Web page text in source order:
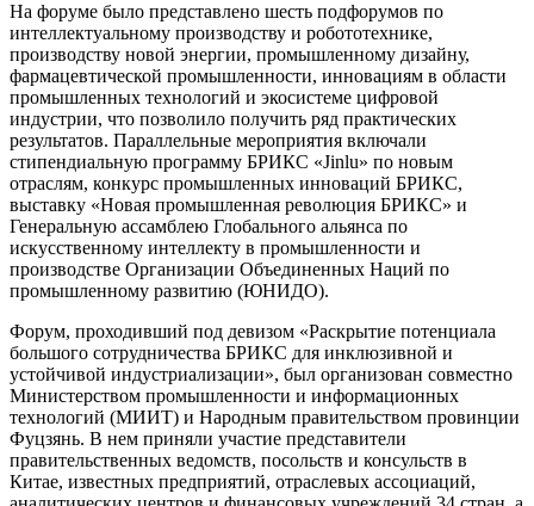
На форуме было представлено шесть подфорумов по
интеллектуальному производству и робототехнике,
производству новой энергии, промышленному дизайну,
фармацевтической промышленности, инновациям в области
промышленных технологий и экосистеме цифровой
индустрии, что позволило получить ряд практических
результатов. Параллельные мероприятия включали
стипендиальную программу БРИКС «Jinlu» по новым
отраслям, конкурс промышленных инноваций БРИКС,
выставку «Новая промышленная революция БРИКС» и
Генеральную ассамблею Глобального альянса по
искусственному интеллекту в промышленности и
производстве Организации Объединенных Наций по
промышленному развитию (ЮНИДО).
Форум, проходивший под девизом «Раскрытие потенциала
большого сотрудничества БРИКС для инклюзивной и
устойчивой индустриализации», был организован совместно
Министерством промышленности и информационных
технологий (МИИТ) и Народным правительством провинции
Фуцзянь. В нем приняли участие представители
правительственных ведомств, посольств и консульств в
Китае, известных предприятий, отраслевых ассоциаций,